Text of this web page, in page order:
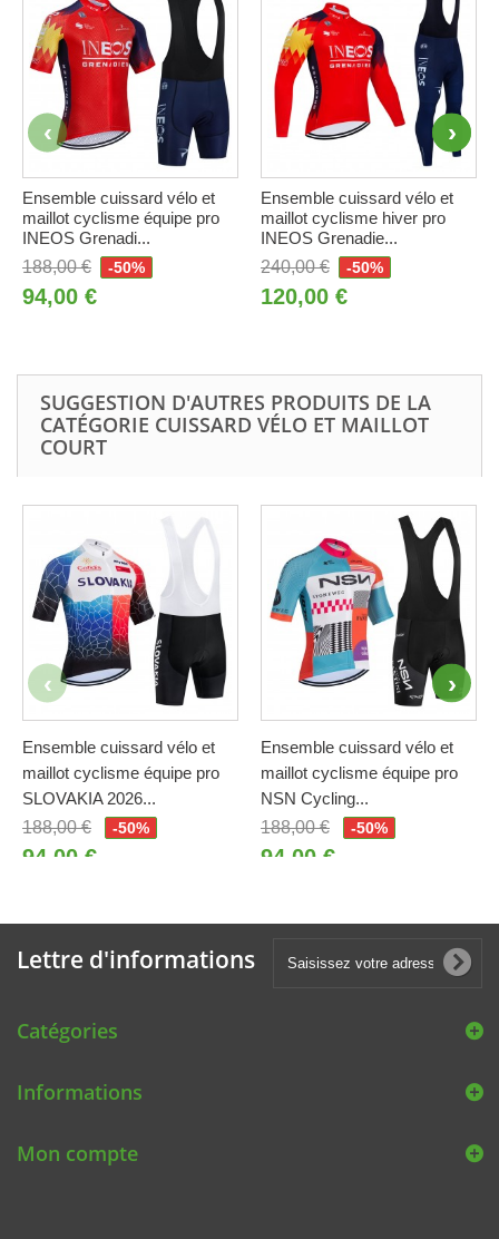
Ensemble cuissard vélo et
maillot cyclisme équipe pro
INEOS Grenadi...
188,00 €
-50%
94,00 €
Ensemble cuissard vélo et
maillot cyclisme hiver pro
INEOS Grenadie...
240,00 €
-50%
120,00 €
SUGGESTION D'AUTRES PRODUITS DE LA
CATÉGORIE CUISSARD VÉLO ET MAILLOT
COURT
Ensemble cuissard vélo et
maillot cyclisme équipe pro
SLOVAKIA 2026...
188,00 €
-50%
94,00 €
Ensemble cuissard vélo et
maillot cyclisme équipe pro
NSN Cycling...
188,00 €
-50%
94,00 €
Lettre d'informations
Catégories
Informations
Mon compte